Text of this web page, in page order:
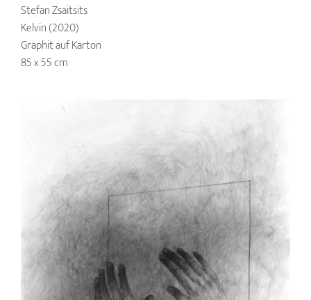
Stefan Zsaitsits
Kelvin (2020)
Graphit auf Karton
85 x 55 cm